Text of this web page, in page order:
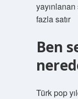
fazla satır
Ben
Türk pop